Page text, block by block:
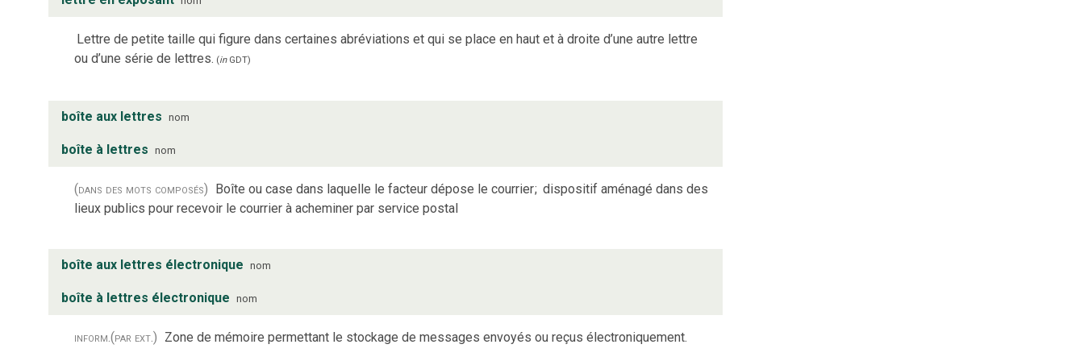
Lettre de petite taille qui figure dans certaines abréviations et qui se place en haut et à droite d’une autre lettre
ou d’une série de lettres. (inGDT)
boîte aux lettres nom
boîte à lettres nom
(dans des mots composés) Boîte ou case dans laquelle le facteur dépose le courrier; dispositif aménagé dans des
lieux publics pour recevoir le courrier à acheminer par service postal
boîte aux lettres électronique nom
boîte à lettres électronique nom
inform.(par ext.) Zone de mémoire permettant le stockage de messages envoyés ou reçus électroniquement.